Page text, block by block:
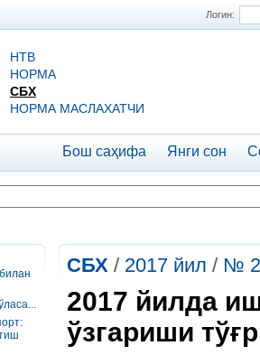
Логин:
НТВ
НОРМА
СБХ
НОРМА МАСЛАХАТЧИ
Бош саҳифа Янги сон
СБХ / 2017 йил / №
2017 йилда
ўзгариши